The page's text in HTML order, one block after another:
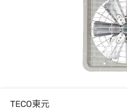
TECO東元